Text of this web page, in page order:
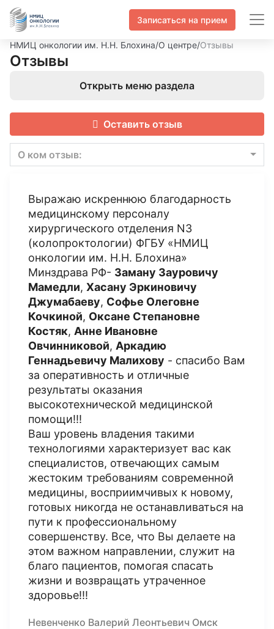
Записаться на прием
НМИЦ онкологии им. Н.Н. Блохина/О центре/Отзывы
Отзывы
Открыть меню раздела
Оставить отзыв
О ком отзыв:
Выражаю искреннюю благодарность
медицинскому персоналу
хирургического отделения N3
(колопроктологии) ФГБУ «НМИЦ
онкологии им. Н.Н. Блохина»
Минздрава РФ- Заману Зауровичу
Мамедли, Хасану Эркиновичу
Джумабаеву, Софье Олеговне
Кочкиной, Оксане Степановне
Костяк, Анне Ивановне
Овчинниковой, Аркадию
Геннадьевичу Малихову - спасибо Вам
за оперативность и отличные
результаты оказания
высокотехнической медицинской
помощи!!!
Ваш уровень владения такими
технологиями характеризует вас как
специалистов, отвечающих самым
жестоким требованиям современной
медицины, восприимчивых к новому,
готовых никогда не останавливаться на
пути к профессиональному
совершенству. Все, что Вы делаете на
этом важном направлении, служит на
благо пациентов, помогая спасать
жизни и возвращать утраченное
здоровье!!!
Невенченко Валерий Леонтьевич Омск